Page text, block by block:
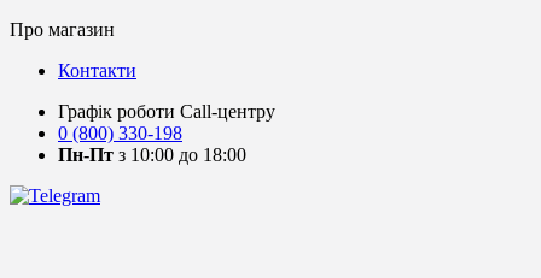
Про магазин
Контакти
Графік роботи Call-центру
0 (800) 330-198
Пн-Пт з 10:00 до 18:00